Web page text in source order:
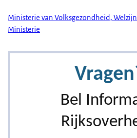
Ministerie van Volksgezondheid,
Ministerie